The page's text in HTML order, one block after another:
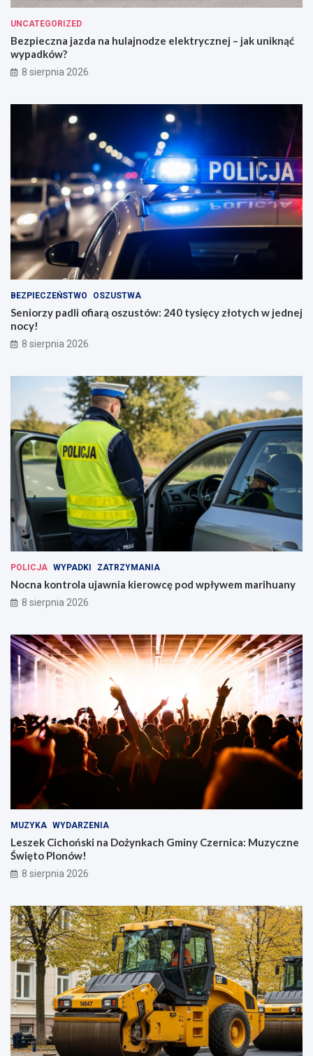
UNCATEGORIZED
Bezpieczna jazda na hulajnodze elektrycznej – jak uniknąć
wypadków?
8 sierpnia 2026
BEZPIECZEŃSTWO OSZUSTWA
Seniorzy padli ofiarą oszustów: 240 tysięcy złotych w jednej
nocy!
8 sierpnia 2026
POLICJA WYPADKI ZATRZYMANIA
Nocna kontrola ujawnia kierowcę pod wpływem marihuany
8 sierpnia 2026
MUZYKA WYDARZENIA
Leszek Cichoński na Dożynkach Gminy Czernica: Muzyczne
Święto Plonów!
8 sierpnia 2026